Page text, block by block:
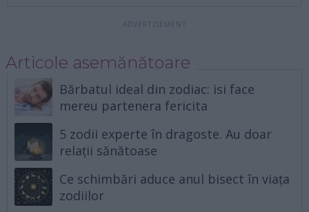
Articole asemănătoare
Bărbatul ideal din zodiac: isi face
mereu partenera fericita
5 zodii experte în dragoste. Au doar
relații sănătoase
Ce schimbări aduce anul bisect în viața
zodiilor